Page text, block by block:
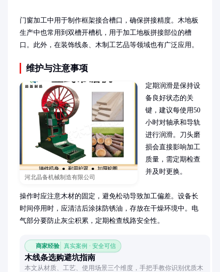
门窗加工中用于制作框架接合槽口，确保拼接精度。木地板
生产中也常用到双槽开槽机，用于加工地板拼接部位的槽
口。此外，在装饰线条、木制工艺品等领域也有广泛应用。
维护与注意事项
河北晶备机械制造有限公司
定期润滑是保持设
备良好状态的关
键，建议每使用50
小时对轴承和导轨
进行润滑。刀头磨
损会直接影响加工
质量，需定期检查
并及时更换。
操作时应注意木材的固定，避免松动导致加工偏差。设备长
时间停用时，应清洁后涂抹防锈油，存放在干燥环境中。电
气部分要防止灰尘积累，定期检查线路安全性。
商家经验 真实案例 · 安全可信
木线条选购避坑指南
本文从材质、工艺、使用场景三个维度，手把手教你识别优质木